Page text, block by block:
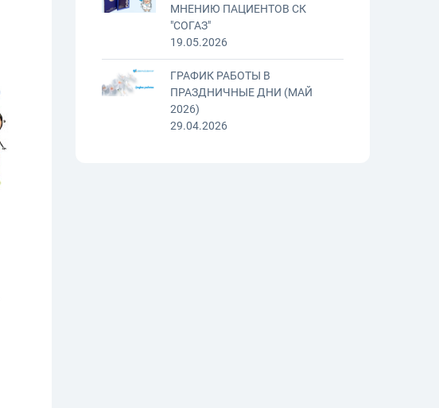
МНЕНИЮ ПАЦИЕНТОВ СК
"СОГАЗ"
19.05.2026
ГРАФИК РАБОТЫ В
ПРАЗДНИЧНЫЕ ДНИ (МАЙ
2026)
29.04.2026